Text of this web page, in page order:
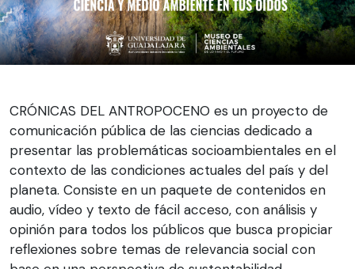
CRÓNICAS DEL ANTROPOCENO es un proyecto de
comunicación pública de las ciencias dedicado a
presentar las problemáticas socioambientales en el
contexto de las condiciones actuales del país y del
planeta. Consiste en un paquete de contenidos en
audio, vídeo y texto de fácil acceso, con análisis y
opinión para todos los públicos que busca propiciar
reflexiones sobre temas de relevancia social con